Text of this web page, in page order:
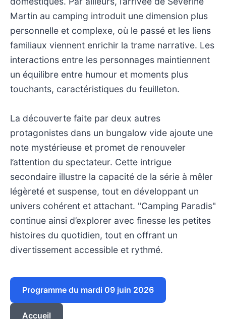
Martin au camping introduit une dimension plus
personnelle et complexe, où le passé et les liens
familiaux viennent enrichir la trame narrative. Les
interactions entre les personnages maintiennent
un équilibre entre humour et moments plus
touchants, caractéristiques du feuilleton.
La découverte faite par deux autres
protagonistes dans un bungalow vide ajoute une
note mystérieuse et promet de renouveler
l’attention du spectateur. Cette intrigue
secondaire illustre la capacité de la série à mêler
légèreté et suspense, tout en développant un
univers cohérent et attachant. "Camping Paradis"
continue ainsi d’explorer avec finesse les petites
histoires du quotidien, tout en offrant un
divertissement accessible et rythmé.
Programme du mardi 09 juin 2026
Accueil